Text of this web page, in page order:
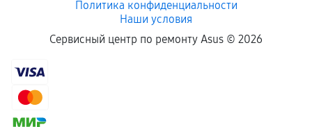
Если комплектующие куплены
сохраняться полностью или частично, если
соблюдены следующие условия:
Политика конфиденциальности
Наши условия
Сервисный центр по ремонту Asus © 2026